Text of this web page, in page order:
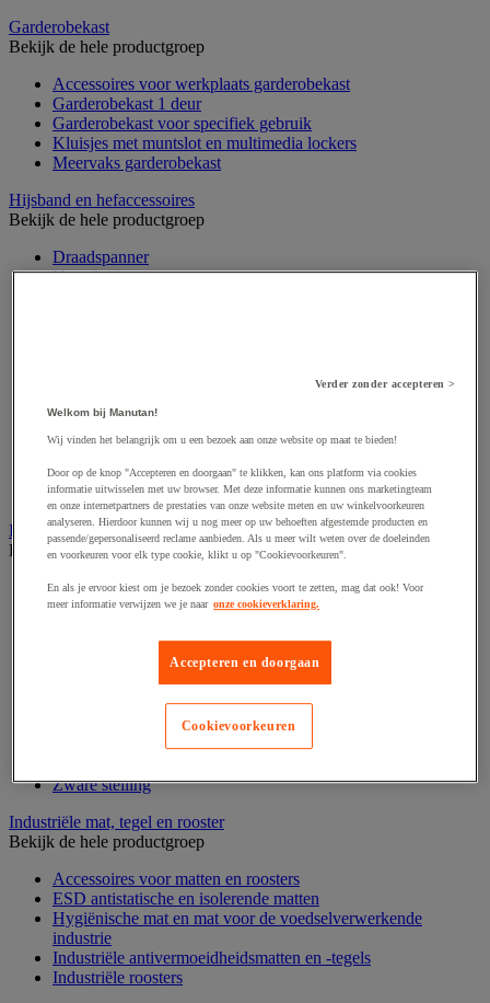
Garderobekast
Bekijk de hele productgroep
Accessoires voor werkplaats garderobekast
Garderobekast 1 deur
Garderobekast voor specifiek gebruik
Kluisjes met muntslot en multimedia lockers
Meervaks garderobekast
Hijsband en hefaccessoires
Bekijk de hele productgroep
Draadspanner
Harpsluiting
Kopschakel en snelschakel
Sjorband en trekstang
Stalen ketting
Touw en draad
Industriële en magazijnstellingen
Bekijk de hele productgroep
Doorschuifstelling en doorrolstelling
Draagarmstelling voor lange lasten
Middelzware stelling
Rek voor haspels en spoelen
Stelling voor detail- en groothandel
Stellingen voor de automobielindustrie
Zware stelling
Industriële mat, tegel en rooster
Bekijk de hele productgroep
Accessoires voor matten en roosters
ESD antistatische en isolerende matten
Hygiënische mat en mat voor de voedselverwerkende
industrie
Industriële antivermoeidheidsmatten en -tegels
Industriële roosters
Verder zonder accepteren >
Welkom bij Manutan!
Wij vinden het belangrijk om u een bezoek aan onze website op maat te bieden!
Door op de knop "Accepteren en doorgaan" te klikken, kan ons platform via cookies
informatie uitwisselen met uw browser. Met deze informatie kunnen ons marketingteam
en onze internetpartners de prestaties van onze website meten en uw winkelvoorkeuren
analyseren. Hierdoor kunnen wij u nog meer op uw behoeften afgestemde producten en
passende/gepersonaliseerd reclame aanbieden. Als u meer wilt weten over de doeleinden
en voorkeuren voor elk type cookie, klikt u op "Cookievoorkeuren".
En als je ervoor kiest om je bezoek zonder cookies voort te zetten, mag dat ook! Voor
meer informatie verwijzen we je naar onze cookieverklaring.
Accepteren en doorgaan
Cookievoorkeuren